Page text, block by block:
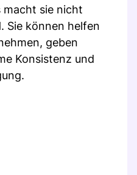
macht sie nicht
Sie können helfen
geben
Konsistenz und